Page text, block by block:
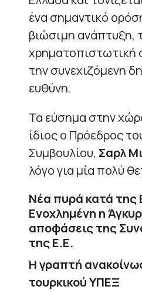
ένα σημαντικό
βιώσιμη ανάπτυξη,
χρηματοπιστωτική
την συνεχιζόμενη
ευθύνη.
Τα εύσημα στην
ίδιος ο Πρόεδρος
Συμβουλίου, Σαρλ
λόγο για μία πολύ
Νέα πυρά κατά της
Ενοχλημένη η
αποφάσεις της
της Ε.Ε.
Η γραπτή
τουρκικού ΥΠΕΞ